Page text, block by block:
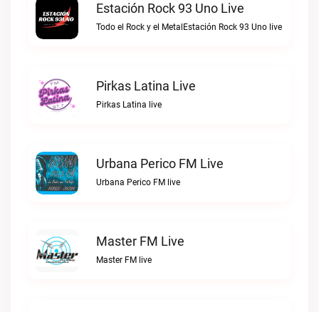
Estación Rock 93 Uno Live
Todo el Rock y el MetalEstación Rock 93 Uno live
Pirkas Latina Live
Pirkas Latina live
Urbana Perico FM Live
Urbana Perico FM live
Master FM Live
Master FM live